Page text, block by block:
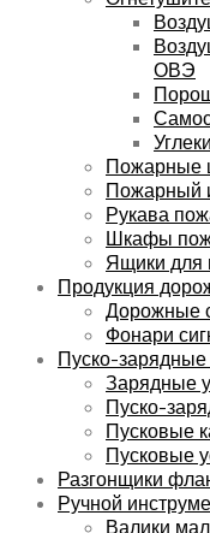
ОВЭ
Пожарные
Пожарный
Рукава
Шкафы
Ящики для
Продукция
Дорожные
Фонари
Пуско-зарядные
Зарядные
Пуско-
Пусковые
Пусковые
Разгонщики
Ручной
Валики